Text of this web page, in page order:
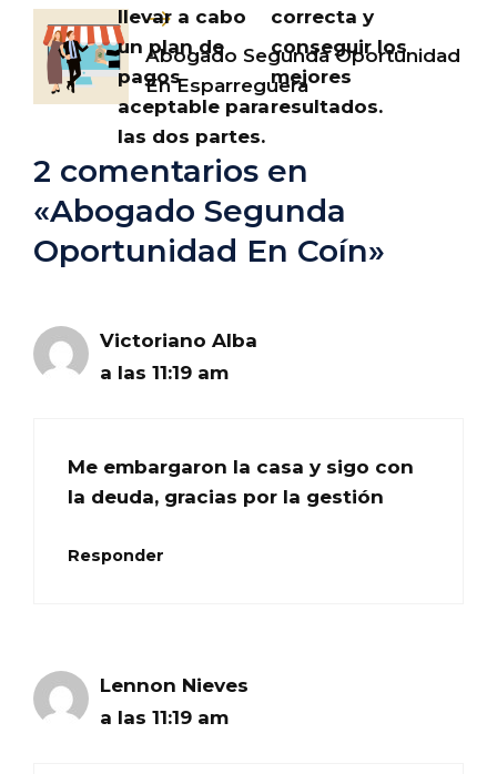
llevar a cabo
un plan de
pagos
aceptable para
las dos partes.
correcta y
conseguir los
mejores
resultados.
Abogado Segunda Oportunidad
En Esparreguera
2 comentarios en
«Abogado Segunda
Oportunidad En Coín»
Victoriano Alba
a las 11:19 am
Me embargaron la casa y sigo con
la deuda, gracias por la gestión
Responder
Lennon Nieves
a las 11:19 am